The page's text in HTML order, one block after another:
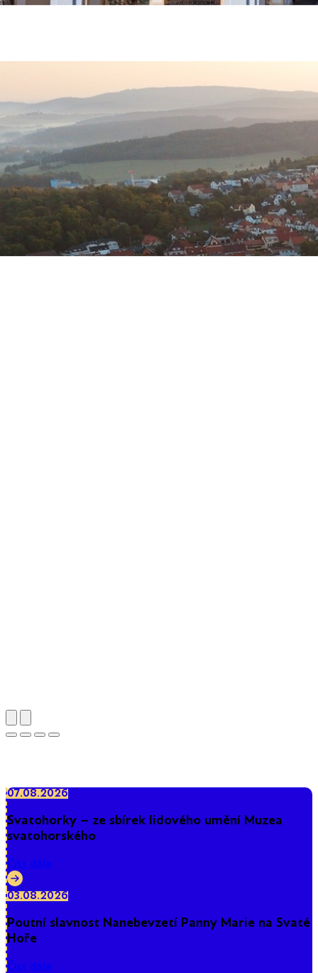
07.08.2026
Svatohorky – ze sbírek lidového umění Muzea
svatohorského
Číst dále
03.08.2026
Poutní slavnost Nanebevzetí Panny Marie na Svaté
Hoře
Číst dále